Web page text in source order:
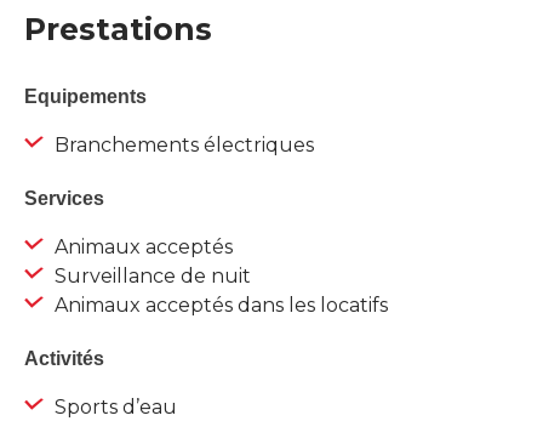
Prestations
Equipements
Branchements électriques
Services
Animaux acceptés
Surveillance de nuit
Animaux acceptés dans les locatifs
Activités
Sports d’eau